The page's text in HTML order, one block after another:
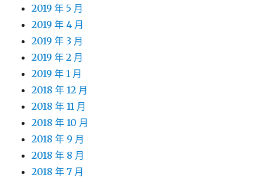
2019 年 5 月
2019 年 4 月
2019 年 3 月
2019 年 2 月
2019 年 1 月
2018 年 12 月
2018 年 11 月
2018 年 10 月
2018 年 9 月
2018 年 8 月
2018 年 7 月